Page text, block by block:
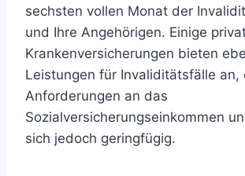
sechsten vollen Monat der
und Ihre Angehörigen. Einige
Krankenversicherungen bieten
Leistungen für Invaliditätsfälle an,
Anforderungen an das
Sozialversicherungseinkommen
sich jedoch geringfügig.